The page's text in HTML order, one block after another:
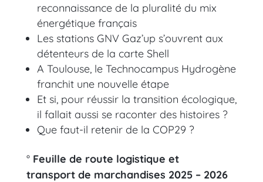
reconnaissance de la pluralité du mix
énergétique français
Les stations GNV Gaz’up s’ouvrent aux
détenteurs de la carte Shell
A Toulouse, le Technocampus Hydrogène
franchit une nouvelle étape
Et si, pour réussir la transition écologique,
il fallait aussi se raconter des histoires ?
Que faut-il retenir de la COP29 ?
° Feuille de route logistique et
transport de marchandises 2025 – 2026